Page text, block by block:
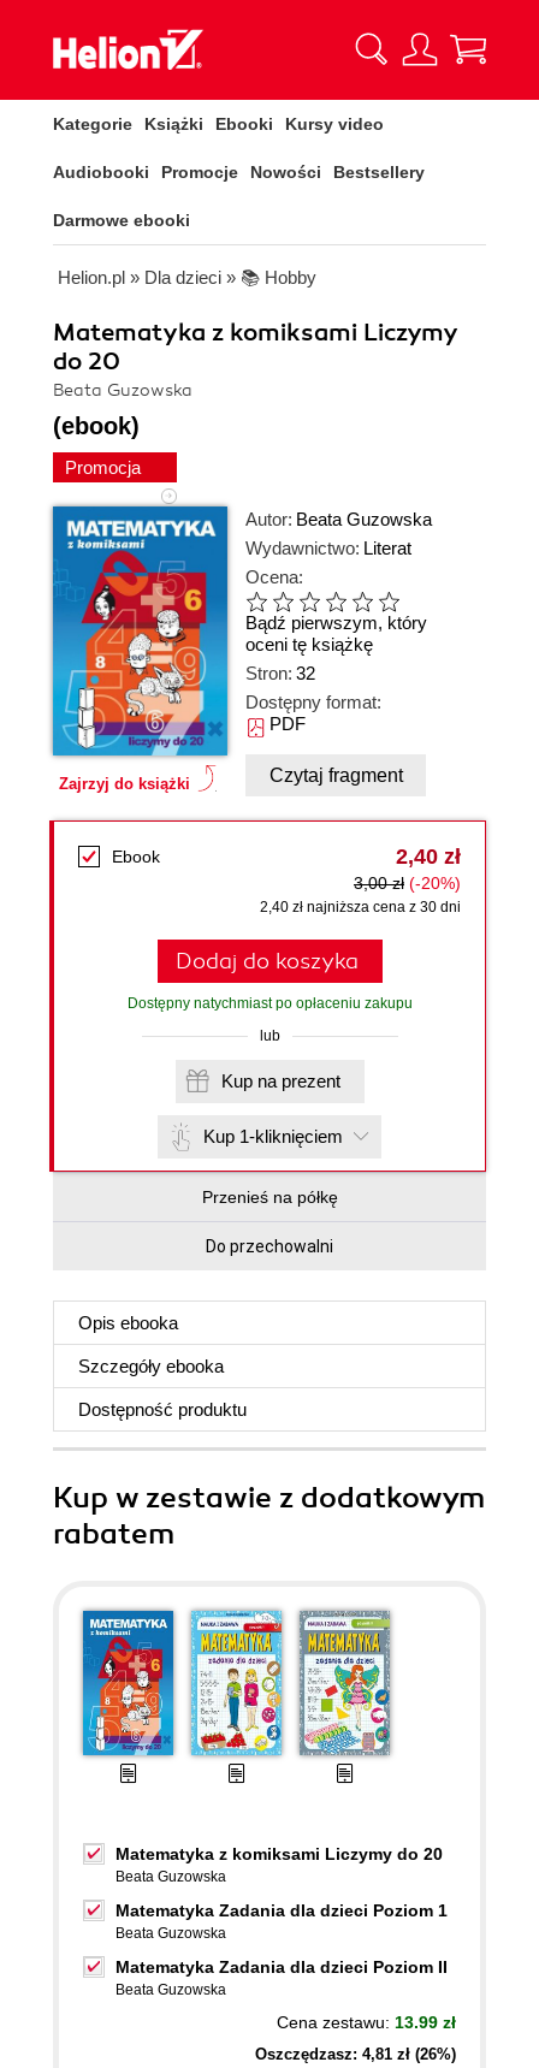
Kategorie Książki Ebooki Kursy video
Audiobooki Promocje Nowości Bestsellery
Darmowe ebooki
Helion.pl » Dla dzieci » 📚 Hobby
Matematyka z komiksami Liczymy
do 20
Beata Guzowska
(ebook)
Promocja
Zajrzyj do książki
Autor: Beata Guzowska
Wydawnictwo: Literat
Ocena:
Bądź pierwszym, który
oceni tę książkę
Stron: 32
Dostępny format:
PDF
Czytaj fragment
Ebook 2,40 zł
3,00 zł (-20%)
2,40 zł najniższa cena z 30 dni
Dodaj do koszyka
Dostępny natychmiast po opłaceniu zakupu
lub
Kup na prezent
Kup 1-kliknięciem
Przenieś na półkę
Do przechowalni
Opis ebooka
Szczegóły ebooka
Dostępność produktu
Kup w zestawie z dodatkowym
rabatem
Matematyka z komiksami Liczymy do 20
Beata Guzowska
Matematyka Zadania dla dzieci Poziom 1
Beata Guzowska
Matematyka Zadania dla dzieci Poziom II
Beata Guzowska
Cena zestawu: 13.99 zł
Oszczędzasz: 4,81 zł (26%)